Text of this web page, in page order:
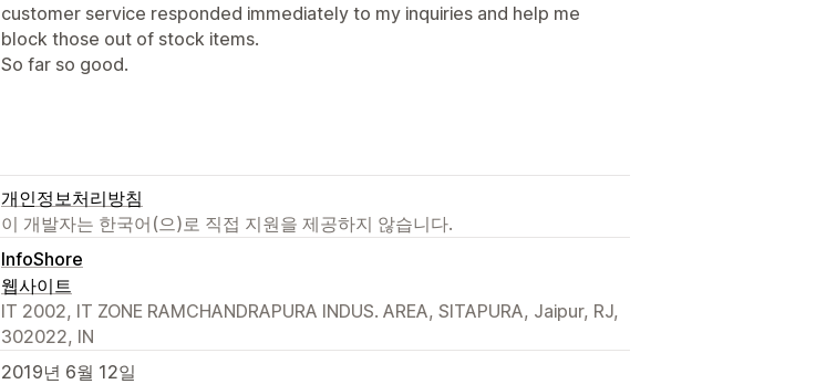
customer service responded immediately to my inquiries and help me
block those out of stock items.
So far so good.
개인정보처리방침
이 개발자는 한국어(으)로 직접 지원을 제공하지 않습니다.
InfoShore
웹사이트
IT 2002, IT ZONE RAMCHANDRAPURA INDUS. AREA, SITAPURA, Jaipur, RJ,
302022, IN
2019년 6월 12일